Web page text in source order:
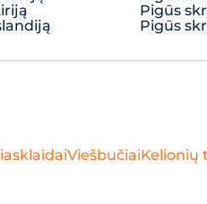
Pigūs
Pigūs
ViešbučiaiKelionių